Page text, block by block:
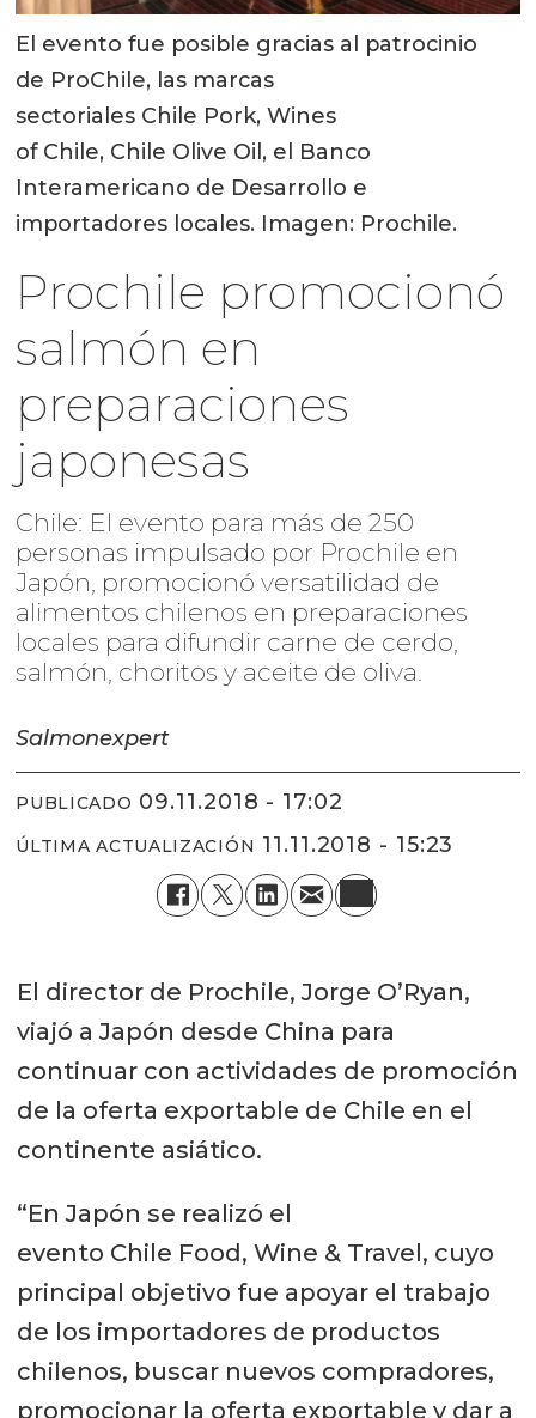
El evento fue posible gracias al patrocinio
de ProChile, las marcas
sectoriales Chile Pork, Wines
of Chile, Chile Olive Oil, el Banco
Interamericano de Desarrollo e
importadores locales. Imagen: Prochile.
Prochile promocionó
salmón en
preparaciones
japonesas
Chile: El evento para más de 250
personas impulsado por Prochile en
Japón, promocionó versatilidad de
alimentos chilenos en preparaciones
locales para difundir carne de cerdo,
salmón, choritos y aceite de oliva.
Salmonexpert
PUBLICADO 09.11.2018 - 17:02
ÚLTIMA ACTUALIZACIÓN 11.11.2018 - 15:23
El director de Prochile, Jorge O’Ryan,
viajó a Japón desde China para
continuar con actividades de promoción
de la oferta exportable de Chile en el
continente asiático.
“En Japón se realizó el
evento Chile Food, Wine & Travel, cuyo
principal objetivo fue apoyar el trabajo
de los importadores de productos
chilenos, buscar nuevos compradores,
promocionar la oferta exportable y dar a